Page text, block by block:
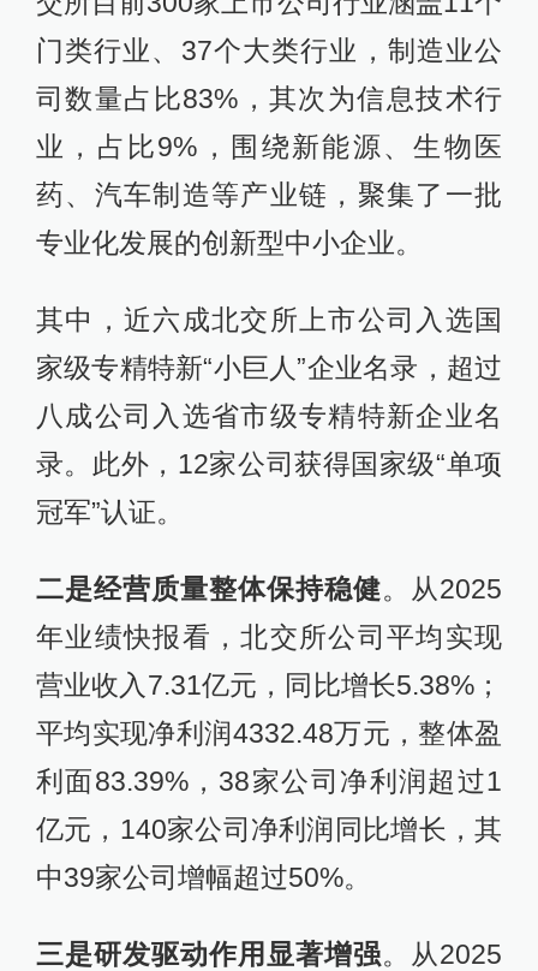
门类行业、37个大类行业，制造业公
司数量占比83%，其次为信息技术行
业，占比9%，围绕新能源、生物医
药、汽车制造等产业链，聚集了一批
专业化发展的创新型中小企业。
其中，近六成北交所上市公司入选国
家级专精特新“小巨人”企业名录，超过
八成公司入选省市级专精特新企业名
录。此外，12家公司获得国家级“单项
冠军”认证。
二是经营质量整体保持稳健。从2025
年业绩快报看，北交所公司平均实现
营业收入7.31亿元，同比增长5.38%；
平均实现净利润4332.48万元，整体盈
利面83.39%，38家公司净利润超过1
亿元，140家公司净利润同比增长，其
中39家公司增幅超过50%。
三是研发驱动作用显著增强。从2025